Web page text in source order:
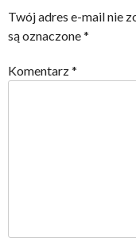
Twój adres e-mail nie
są oznaczone*
Komentarz*